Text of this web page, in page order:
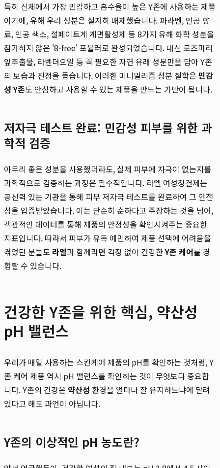
특히 신체에서 가장 민감하고 흡수율이 높은 Y존에 사용하는 제품
이기에, 유해 우려 성분은 철저히 배제했습니다. 파라벤, 인공 향
료, 인공 색소, 설페이트계 계면활성제 등 8가지 유해 화학 성분을
첨가하지 않은 '8-free' 포뮬러로 완성되었습니다. 대신 로즈마리
잎추출물, 라벤더오일 등 꼭 필요한 자연 유래 성분만을 담아 Y존
의 보습과 진정을 돕습니다. 이러한 미니멀리즘 성분 철학은 민감
성 Y존도 안심하고 사용할 수 있는 제품을 만드는 기반이 됩니다.
저자극 테스트 완료: 민감성 피부를 위한 과
학적 검증
아무리 좋은 성분을 사용했더라도, 실제 피부에 자극이 없는지를
과학적으로 검증하는 과정은 필수적입니다. 라엘 여성청결제는
공신력 있는 기관을 통해 피부 저자극 테스트를 완료하여 그 안전
성을 입증받았습니다. 이는 단순히 순하다고 주장하는 것을 넘어,
객관적인 데이터를 통해 제품의 안정성을 확인시켜주는 중요한
지표입니다. 따라서 피부가 유독 예민하여 제품 선택에 어려움을
겪었던 분들도 라엘과 함께라면 걱정 없이 건강한Y존 케어를 경
험할 수 있습니다.
건강한 Y존을 위한 핵심, 약산성
pH 밸런스
우리가 매일 사용하는 스킨케어 제품의 pH를 확인하는 것처럼, Y
존 케어 제품 역시 pH 밸런스를 확인하는 것이 무엇보다 중요합
니다. Y존의 건강은 약산성 환경을 얼마나 잘 유지하느냐에 달려
있다고 해도 과언이 아닙니다.
Y존의 이상적인 pH 농도란?